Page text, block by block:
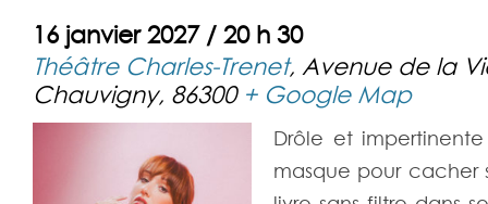
16 janvier 2027 / 20 h 30
Théâtre Charles-Trenet, Avenue de la
Chauvigny, 86300 + Google Map
Drôle et
masque pour cacher